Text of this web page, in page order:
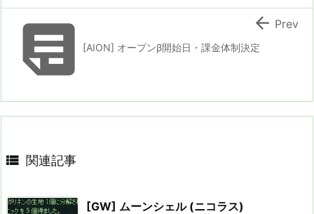
[AION] オープンβ開始日・課金体制決定
 Prev
 関連記事
[GW] ムーンシェル (ニコラス)